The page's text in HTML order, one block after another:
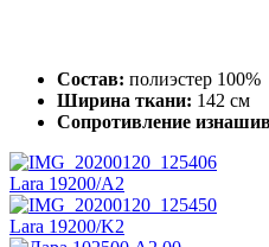
Состав: полиэстер 100%
Ширина ткани: 142 см
Сопротивление
Lara 19200/A2
Lara 19200/K2